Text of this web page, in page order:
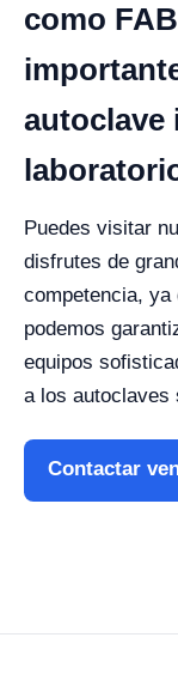
como
autoclave
Puedes visitar
disfrutes de
competencia, ya
podemos
equipos
a los autoclaves
Contactar